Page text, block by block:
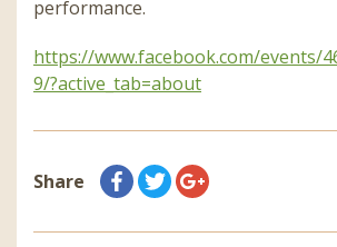
performance.
https://www.facebook.com/events/
9/?active_tab=about
Share